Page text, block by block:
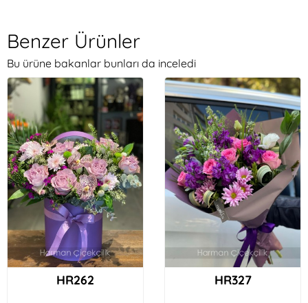
Benzer Ürünler
Bu ürüne bakanlar bunları da inceledi
HR262 HR327